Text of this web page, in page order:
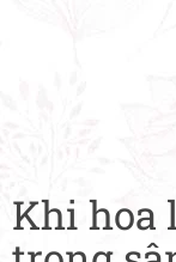
Khi hoa